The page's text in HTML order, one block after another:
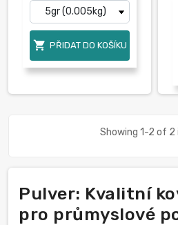
 PŘIDAT DO KOŠÍKU
Showing 1-2 of 2
Pulver: Kvalitní
pro průmyslové